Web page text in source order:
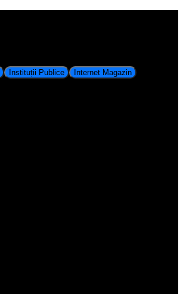
Instituții Publice Internet Magazin